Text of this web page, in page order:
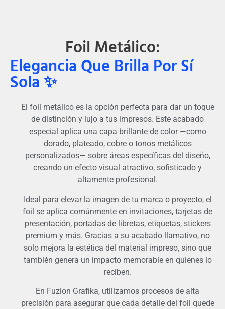
Foil Metálico:
Elegancia Que Brilla Por Sí
Sola ✨
El foil metálico es la opción perfecta para dar un toque
de distinción y lujo a tus impresos. Este acabado
especial aplica una capa brillante de color —como
dorado, plateado, cobre o tonos metálicos
personalizados— sobre áreas específicas del diseño,
creando un efecto visual atractivo, sofisticado y
altamente profesional.
Ideal para elevar la imagen de tu marca o proyecto, el
foil se aplica comúnmente en invitaciones, tarjetas de
presentación, portadas de libretas, etiquetas, stickers
premium y más. Gracias a su acabado llamativo, no
solo mejora la estética del material impreso, sino que
también genera un impacto memorable en quienes lo
reciben.
En Fuzion Grafika, utilizamos procesos de alta
precisión para asegurar que cada detalle del foil quede